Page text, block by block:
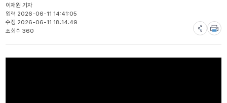
이재원 기자
입력 2026-06-11 14:41:05
수정 2026-06-11 18:14:49
조회수 360